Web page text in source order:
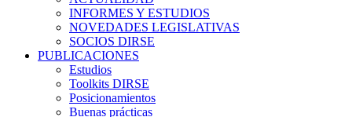
INFORMES Y ESTUDIOS
NOVEDADES LEGISLATIVAS
SOCIOS DIRSE
PUBLICACIONES
Estudios
Toolkits DIRSE
Posicionamientos
Buenas prácticas